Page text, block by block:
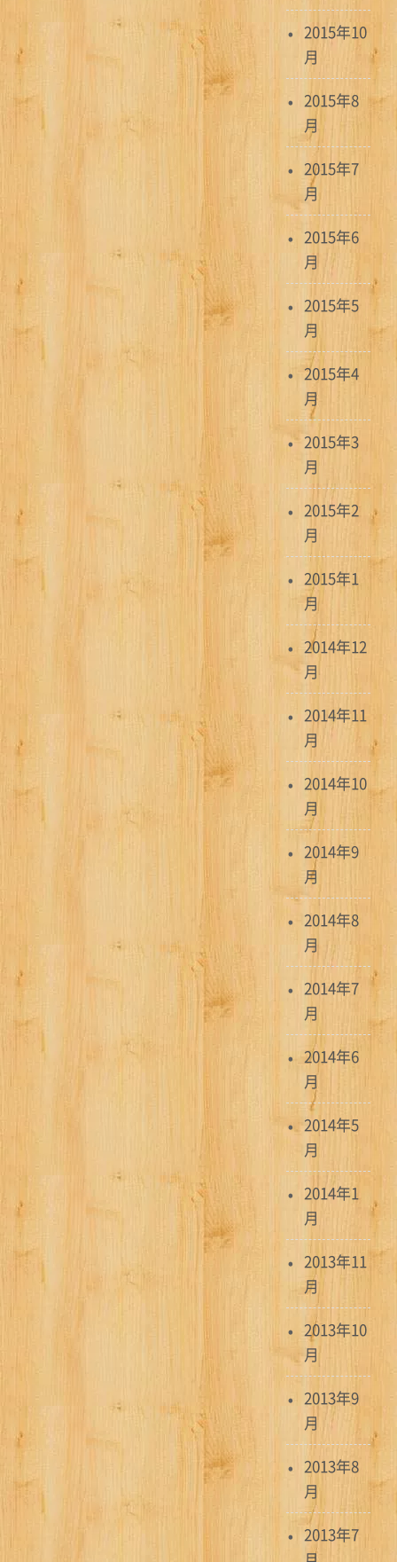
2015年10
月
2015年8
月
2015年7
月
2015年6
月
2015年5
月
2015年4
月
2015年3
月
2015年2
月
2015年1
月
2014年12
月
2014年11
月
2014年10
月
2014年9
月
2014年8
月
2014年7
月
2014年6
月
2014年5
月
2014年1
月
2013年11
月
2013年10
月
2013年9
月
2013年8
月
2013年7